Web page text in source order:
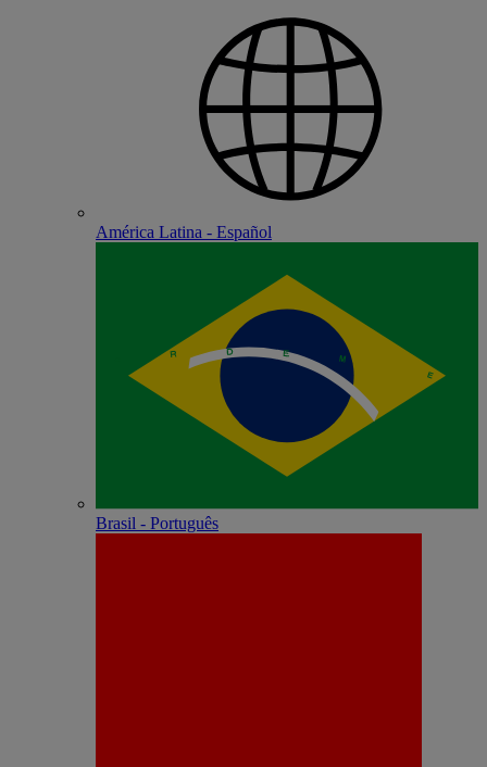
América Latina - Español
Brasil - Português